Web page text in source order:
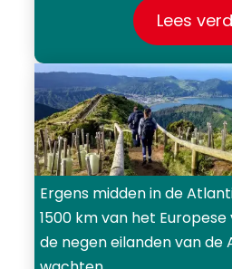
Lees
Ergens midden in de
1500 km van het
de negen eilanden van de